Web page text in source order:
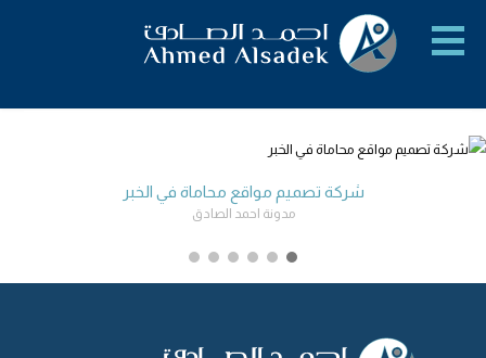
شركة تصميم مواقع محاماة في الخبر
مدونة احمد الصادق